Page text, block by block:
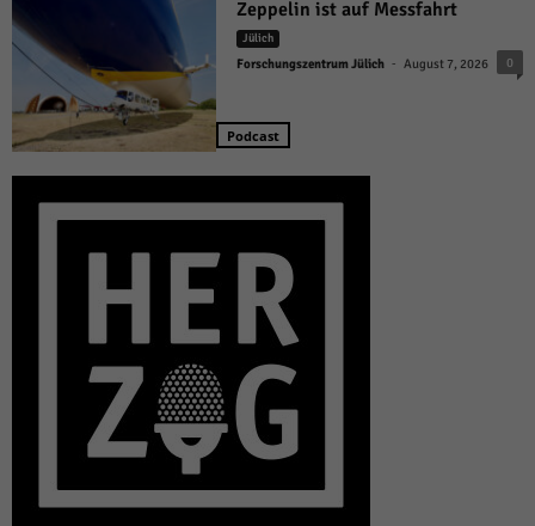
Zeppelin ist auf Messfahrt
Jülich
Forschungszentrum Jülich - August 7, 2026 0
Podcast